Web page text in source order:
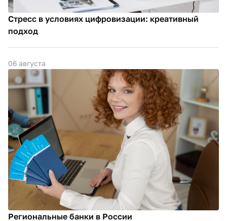
Стресс в условиях цифровизации: креативный
подход
06 августа
Региональные банки в России